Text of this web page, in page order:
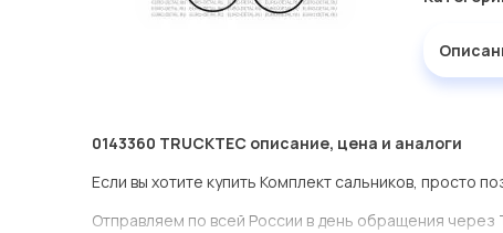
0143360 TRUCKTEC описание, цена и аналоги
Если вы хотите купить Комплект сальников, просто
Отправляем по всей России в день обращения